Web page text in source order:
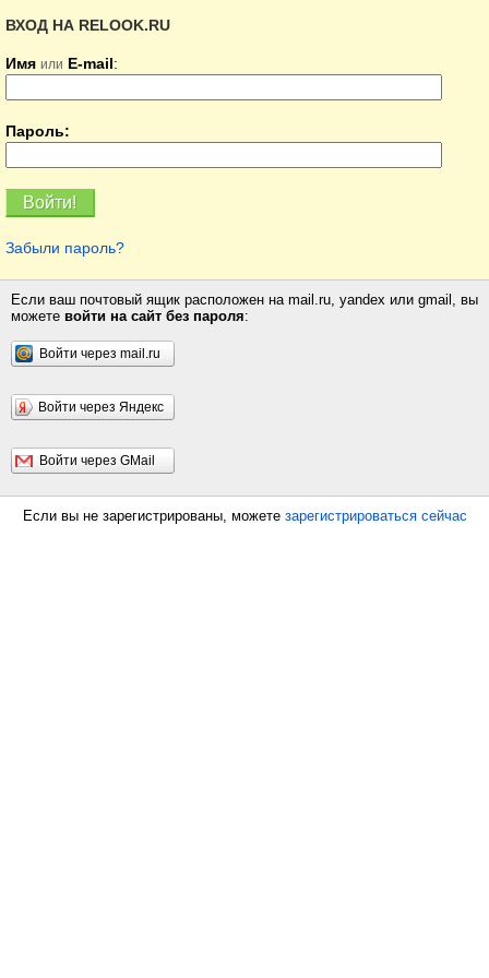
ВХОД НА RELOOK.RU
Имя или E-mail:
Пароль:
Забыли пароль?
Если ваш почтовый ящик расположен на mail.ru, yandex или gmail, вы
можете войти на сайт без пароля:
Войти через mail.ru
Войти через Яндекс
Войти через GMail
Если вы не зарегистрированы, можете зарегистрироваться сейчас